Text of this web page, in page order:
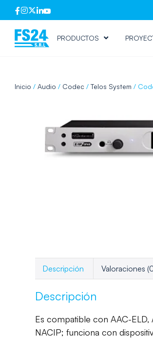
PRODUCTOS
Inicio / Audio / Codec / Telos System /
Descripción Valoraciones
Descripción
Es compatible con AAC-ELD,
NACIP; funciona con